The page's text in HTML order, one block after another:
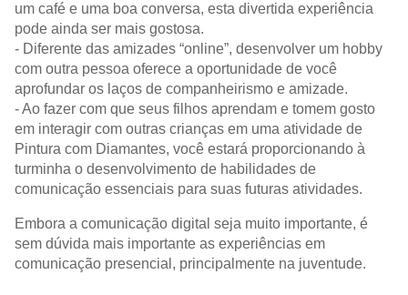
um café e uma boa conversa, esta divertida experiência
pode ainda ser mais gostosa.
- Diferente das amizades “online”, desenvolver um hobby
com outra pessoa oferece a oportunidade de você
aprofundar os laços de companheirismo e amizade.
- Ao fazer com que seus filhos aprendam e tomem gosto
em interagir com outras crianças em uma atividade de
Pintura com Diamantes, você estará proporcionando à
turminha o desenvolvimento de habilidades de
comunicação essenciais para suas futuras atividades.
Embora a comunicação digital seja muito importante, é
sem dúvida mais importante as experiências em
comunicação presencial, principalmente na juventude.